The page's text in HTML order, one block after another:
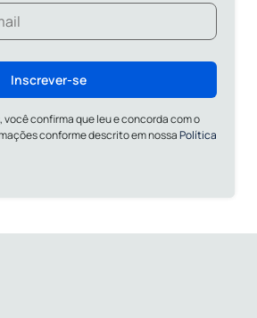
Inscrever-se
você confirma que leu e concorda com o
conforme descrito em nossaPolítica